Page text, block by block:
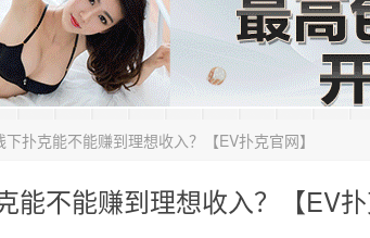
下扑克能不能赚到理想收入？【EV扑克官网】
能不能赚到理想收入？【EV扑